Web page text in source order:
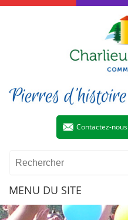
Contactez-nous
MENU DU SITE